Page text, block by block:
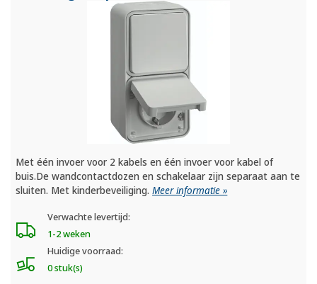
Met één invoer voor 2 kabels en één invoer voor kabel of
buis.De wandcontactdozen en schakelaar zijn separaat aan te
sluiten. Met kinderbeveiliging.Meer informatie »
Verwachte levertijd:
1-2 weken
Huidige voorraad:
0 stuk(s)